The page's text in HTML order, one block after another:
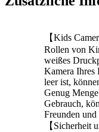
【Kids
Rollen von
weißes
Kamera Ihres
leer ist,
Genug
Gebrauch,
Freunden
【Sicherheit